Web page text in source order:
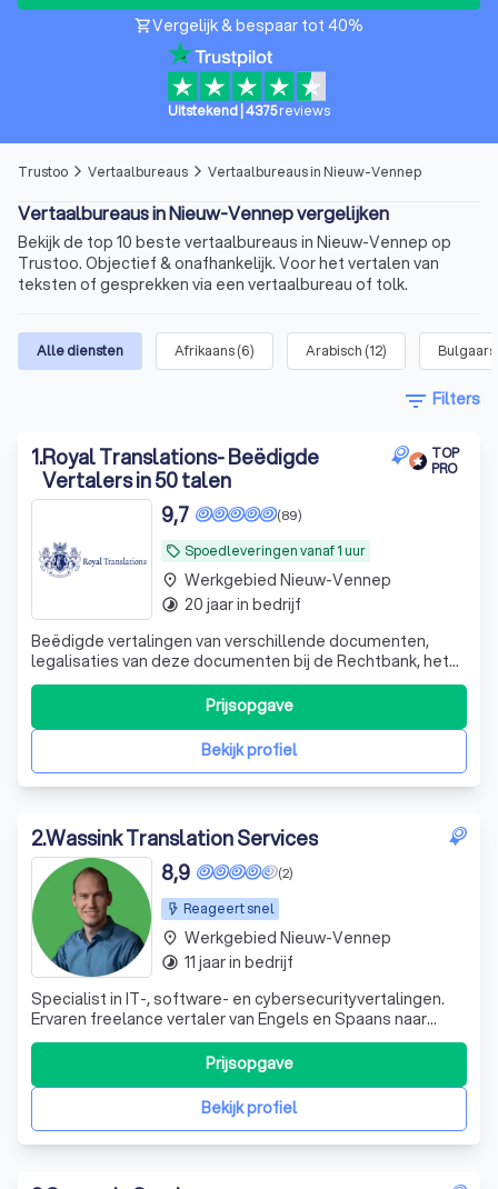
shopping_cartVergelijk & bespaar tot 40%
Uitstekend 4375reviews
Trustoo arrow_forward_ios Vertaalbureaus arrow_forward_ios Vertaalbureaus in Nieuw-Vennep
Vertaalbureaus in Nieuw-Vennep vergelijken
Bekijk de top 10 beste vertaalbureaus in Nieuw-Vennep op
Trustoo. Objectief & onafhankelijk. Voor het vertalen van
teksten of gesprekken via een vertaalbureau of tolk.
Alle diensten Afrikaans(6) Arabisch (12) Bulgaars
filter_list Filters
1.Royal Translations- Beëdigde
Vertalers in 50 talen
TOP
PRO
local_offer Spoedleveringen vanaf 1 uur
(89)
9,7
Beëdigde vertalingen van verschillende documenten,
legalisaties van deze documenten bij de Rechtbank, het
Ministerie van Buitenlandse Zaken en verschillende
ambassades, legalisatie bij DUO
Bekijk profiel
Prijsopgave
place Werkgebied Nieuw-Vennep
timelapse 20 jaar in bedrijf
2.Wassink Translation Services
Reageert snel
(2)
8,9
Specialist in IT-, software- en cybersecurityvertalingen.
Ervaren freelance vertaler van Engels en Spaans naar
Nederlands, met oog voor kwaliteit én leesbaarheid.
Bekijk profiel
Prijsopgave
place Werkgebied Nieuw-Vennep
timelapse 11 jaar in bedrijf